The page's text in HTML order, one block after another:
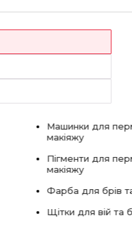
Машинки для
макіяжу
Пігменти для
макіяжу
Фарба для брів
Щітки для вій та